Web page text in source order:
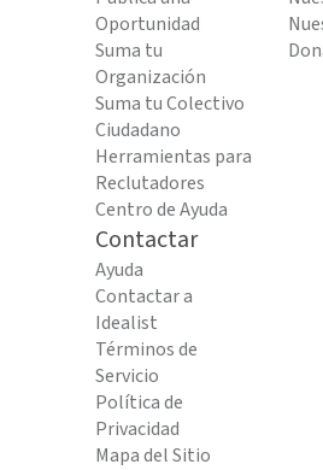
Oportunidad
Suma tu
Organización
Suma tu Colectivo
Ciudadano
Herramientas para
Reclutadores
Centro de Ayuda
Contactar
Ayuda
Contactar a
Idealist
Términos de
Servicio
Política de
Privacidad
Mapa del Sitio